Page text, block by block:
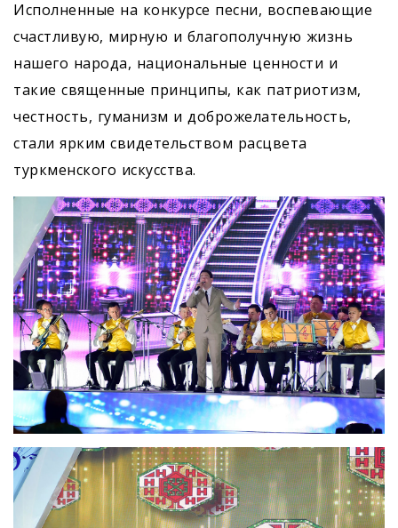
Исполненные на конкурсе песни, воспевающие
счастливую, мирную и благополучную жизнь
нашего народа, национальные ценности и
такие священные принципы, как патриотизм,
честность, гуманизм и доброжелательность,
стали ярким свидетельством расцвета
туркменского искусства.